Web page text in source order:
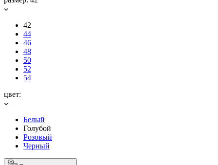
42
44
46
48
50
52
54
цвет:
Белый
Голубой
Розовый
Черный